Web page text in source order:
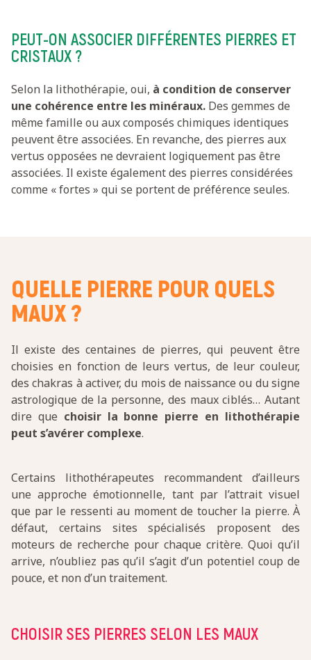
PEUT-ON ASSOCIER DIFFÉRENTES PIERRES ET
CRISTAUX ?
Selon la lithothérapie, oui, à condition de conserver
une cohérence entre les minéraux. Des gemmes de
même famille ou aux composés chimiques identiques
peuvent être associées. En revanche, des pierres aux
vertus opposées ne devraient logiquement pas être
associées. Il existe également des pierres considérées
comme « fortes » qui se portent de préférence seules.
QUELLE PIERRE POUR QUELS
MAUX ?
Il existe des centaines de pierres, qui peuvent être
choisies en fonction de leurs vertus, de leur couleur,
des chakras à activer, du mois de naissance ou du signe
astrologique de la personne, des maux ciblés… Autant
dire que choisir la bonne pierre en lithothérapie
peut s’avérer complexe.
Certains lithothérapeutes recommandent d’ailleurs
une approche émotionnelle, tant par l’attrait visuel
que par le ressenti au moment de toucher la pierre. À
défaut, certains sites spécialisés proposent des
moteurs de recherche pour chaque critère. Quoi qu’il
arrive, n’oubliez pas qu’il s’agit d’un potentiel coup de
pouce, et non d’un traitement.
CHOISIR SES PIERRES SELON LES MAUX